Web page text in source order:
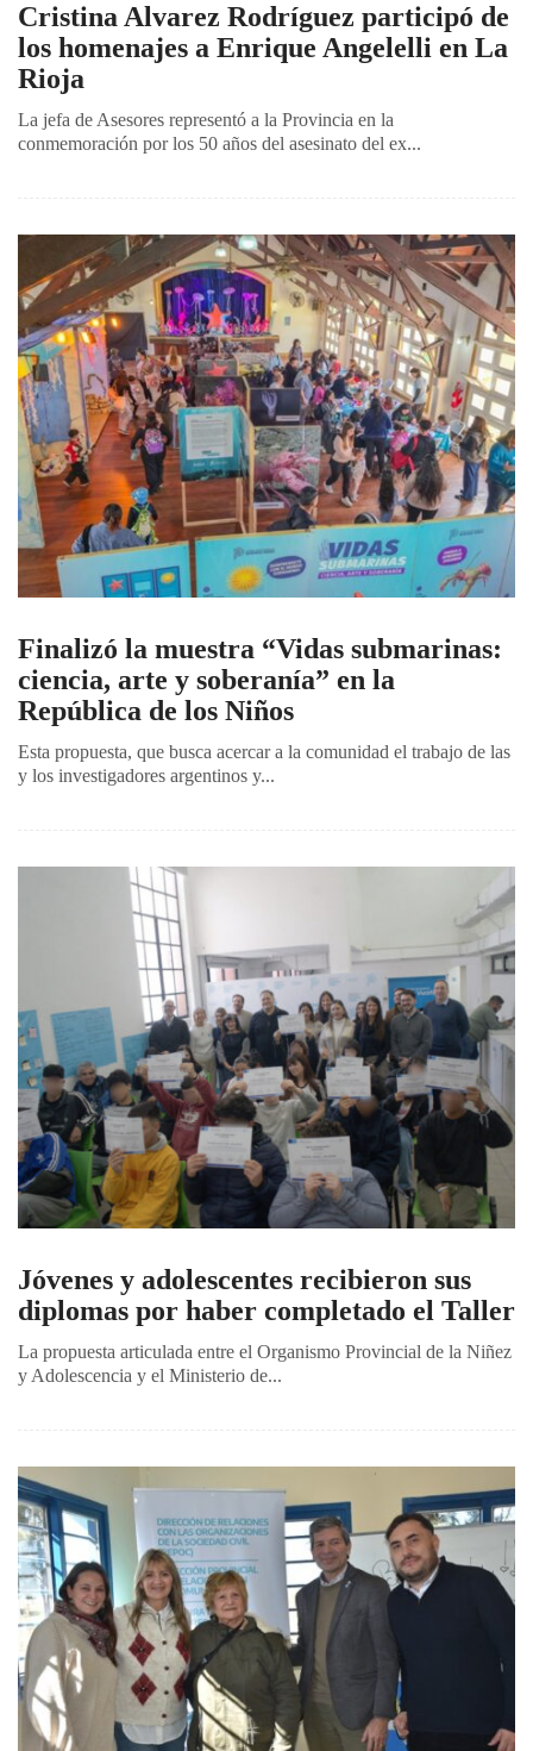
Cristina Alvarez Rodríguez participó de
los homenajes a Enrique Angelelli en La
Rioja
La jefa de Asesores representó a la Provincia en la
conmemoración por los 50 años del asesinato del ex...
Finalizó la muestra “Vidas submarinas:
ciencia, arte y soberanía” en la
República de los Niños
Esta propuesta, que busca acercar a la comunidad el trabajo de las
y los investigadores argentinos y...
Jóvenes y adolescentes recibieron sus
diplomas por haber completado el Taller
La propuesta articulada entre el Organismo Provincial de la Niñez
y Adolescencia y el Ministerio de...